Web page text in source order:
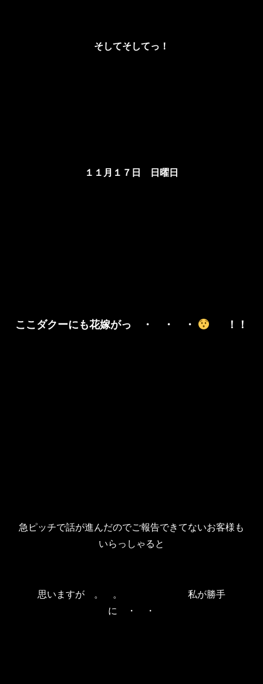
そしてそしてっ！
１１月１７日 日曜日
ここダクーにも花嫁がっ ・ ・ ・ ！！
急ピッチで話が進んだのでご報告できてないお客様も
いらっしゃると
思いますが 。 。 私が勝手
に ・ ・